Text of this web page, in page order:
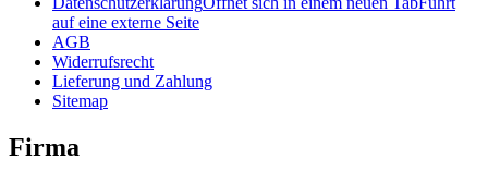
auf eine externe Seite
AGB
Widerrufsrecht
Lieferung und Zahlung
Sitemap
Firma